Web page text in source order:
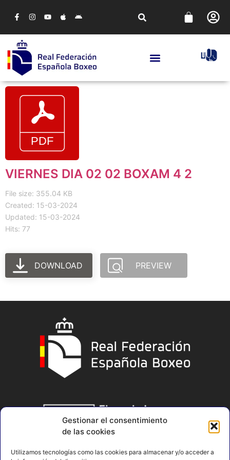
Gestionar el consentimiento
de las cookies
Utilizamos tecnologías como las cookies para almacenar y/o acceder a
VIERNES DIA 02 02 BOXAM 4 2
File size: 355.04 KB
Created: 15-03-2024
Updated: 15-03-2024
Hits: 77
DOWNLOAD PREVIEW